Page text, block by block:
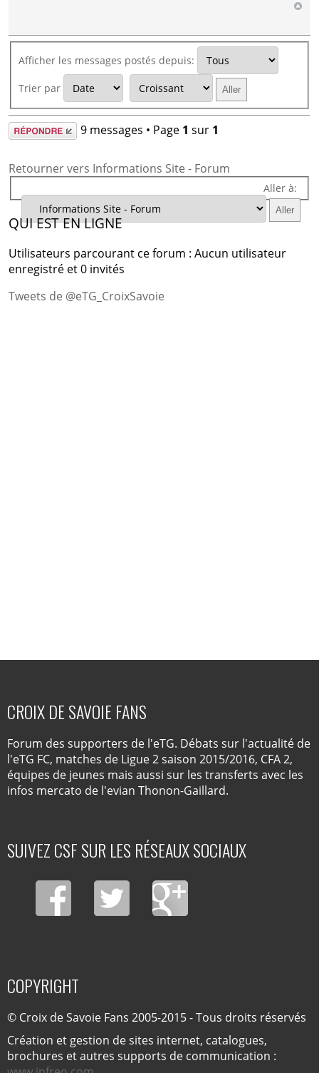
Afficher les messages postés depuis:
Trier par
Répondre 9 messages • Page 1 sur 1
Retourner vers Informations Site - Forum
Aller à:
QUI EST EN LIGNE
Utilisateurs parcourant ce forum : Aucun utilisateur
enregistré et 0 invités
Tweets de @eTG_CroixSavoie
CROIX DE SAVOIE FANS
Forum des supporters de l'eTG. Débats sur l'actualité de
l'eTG FC, matches de Ligue 2 saison 2015/2016, CFA 2,
équipes de jeunes mais aussi sur les transferts avec les
infos mercato de l'evian Thonon-Gaillard.
SUIVEZ CSF SUR LES RÉSEAUX SOCIAUX
COPYRIGHT
© Croix de Savoie Fans 2005-2015 - Tous droits réservés
Création et gestion de sites internet, catalogues,
brochures et autres supports de communication :